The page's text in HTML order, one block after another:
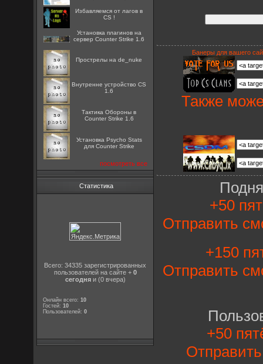
Избавляемся от лагов в
CS !
Установка плагинов на
сервер Counter Strike 1.6
Прострелы на de_nuke
Внутренне устройство CS
1.6
Тактика Обороны в
Counter Strike 1.6
Установка Psycho Stats
для Counter Strike
посмотреть все
Статистика
Всего: 34335 зарегистрированных
пользователей на сайте + 0
сегодняи (0 вчера)
Онлайн всего:10
Гостей:10
Пользователей:0
Банеры для вашего
Также
+50
Отправить
+150
Отправить
+50